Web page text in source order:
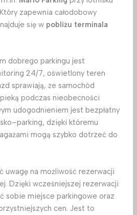
zapewnia całodobowy
się w pobliżu terminala
dobrego parkingu jest
24/7, oświetlony teren
sprawiają, że samochód
podczas nieobecności
udogodnieniem jest bezpłatny
dzięki któremu
mogą szybko dotrzeć do
uwagę na możliwość rezerwacji
Dzięki wcześniejszej rezerwacji
sobie miejsce parkingowe oraz
cen. Jest to